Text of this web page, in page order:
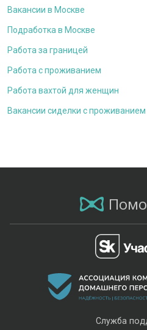
Вакансии в Москве
Подработка в Москве
Работа за границей
Работа с проживанием
Работа вахтой для женщин
Вакансии сиделки с проживанием
Служба